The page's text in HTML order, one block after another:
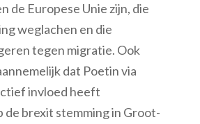
de Europese Unie zijn, die
weglachen en die
tegen migratie. Ook
dat Poetin via
invloed heeft
de brexit stemming in Groot-